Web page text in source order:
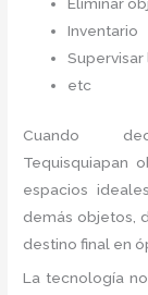
Inventario
Supervisar
etc
Cuando
Tequisquiapan
espacios
demás objetos,
destino final en
La tecnología